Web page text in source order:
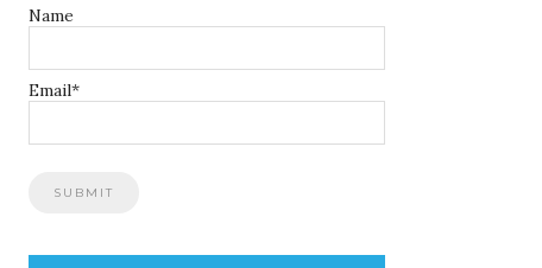
Name
Email*